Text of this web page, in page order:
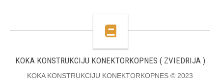
KOKA KONSTRUKCIJU KONEKTORKOPNES ( ZVIEDRIJA )
KOKA KONSTRUKCIJU KONEKTORKOPNES © 2023